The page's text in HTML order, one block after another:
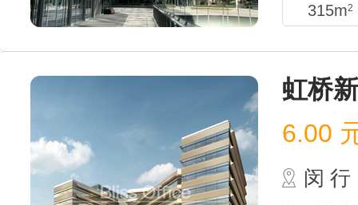
315m2
虹桥
6.00
闵 行